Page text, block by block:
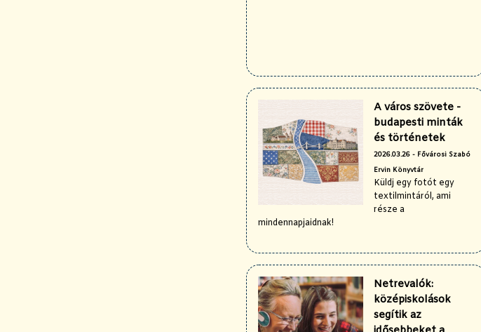
A város szövete -
budapesti minták
és történetek
2026.03.26 - Fővárosi Szabó
Ervin Könyvtár
Küldj egy fotót egy
textilmintáról, ami
része a
mindennapjaidnak!
Netrevalók:
középiskolások
segítik az